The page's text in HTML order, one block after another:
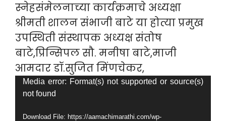
स्नेहसंमेलनाच्या कार्यक्रमाचे अध्यक्षा
श्रीमती शालन संभाजी बाटे या होत्या प्रमुख
उपस्थिती संस्थापक अध्यक्ष संतोष
बाटे,प्रिन्सिपल सौ. मनीषा बाटे,माजी
आमदार डॉ.सुजित मिंणचेकर,
Video
Player
Media error: Format(s) not supported or source(s)
not found
Download File: https://aamachimarathi.com/wp-